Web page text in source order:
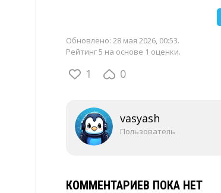
Обновлено: 28 мая 2026, 00:53.
Рейтинг 5 на основе 1 оценки.
1 0
vasyash
Пользователь
КОММЕНТАРИЕВ ПОКА НЕТ